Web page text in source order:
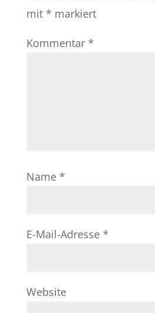
mit * markiert
Kommentar *
Name *
E-Mail-Adresse *
Website